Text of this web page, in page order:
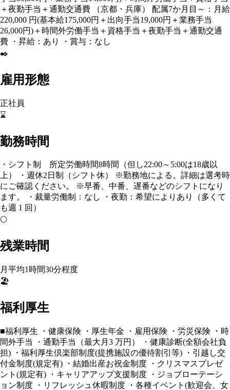
＋夜勤手当＋通勤交通費 （京都・兵庫） 配属7か月目～：月給
220,000 円(基本給175,000円＋出向手当19,000円＋業務手当
26,000円)＋時間外労働手当＋資格手当＋夜勤手当＋通勤交通
費 ・昇給：あり ・賞与：なし
✒️
雇用形態
正社員
⌛
勤務時間
・シフト制 所定労働時間8時間（但し22:00～5:00は18歳以
上） ・週休2日制（シフト休） ※勤務地による。詳細は選考時
にご確認ください。 ※早番、中番、遅番などのシフトになり
ます。 ・裁量労働制：なし ・夜勤：希望によりあり（多くて
も週 1 回）
🌕
残業時間
月平均1時間30分程度
🏖️
福利厚生
■福利厚生 ・健康保険 ・厚生年⾦ ・雇用保険 ・労災保険 ・時
間外手当 ・通勤手当（最⼤月3 万円） ・健康診断(全額会社負
担) ・福利厚生倶楽部制度(提携施設の優待割引等) ・引越し交
付⾦制度(規定有) ・結婚出産お祝⾦制度 ・クリスマスプレゼ
ント(規定有) ・キャリアアップ⽀援制度 ・ジョブローテーシ
ョン制度 ・リフレッシュ休暇制度 ・各種イベント(歓迎会、⼥